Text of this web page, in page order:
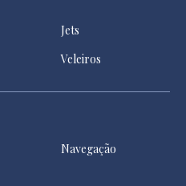
Jets
Veleiros
Navegação